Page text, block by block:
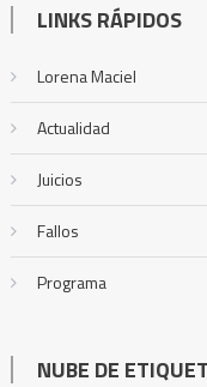
LINKS RÁPIDOS
Lorena Maciel
Actualidad
Juicios
Fallos
Programa
NUBE DE